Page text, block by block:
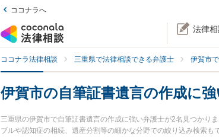
ココナラへ
法律
ココナラ法律相談 三重県で法律相談できる弁護士 伊賀市
伊賀市の自筆証書遺言の作成に
三重県の伊賀市で自筆証書遺言の作成に強い弁護士が2名見つかり
ブルや認知症の相続、遺産分割等の細かな分野での絞り込み検索